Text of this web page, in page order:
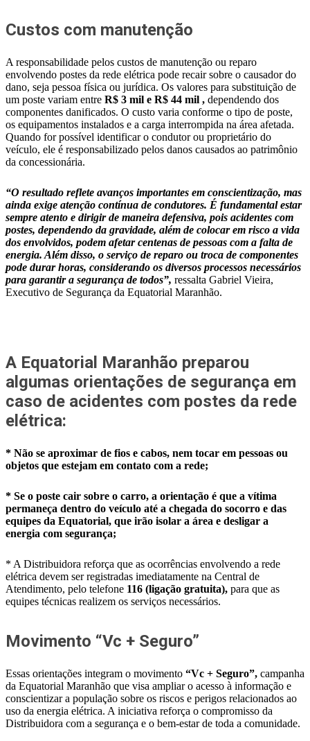
Custos com manutenção
A responsabilidade pelos custos de manutenção ou reparo
envolvendo postes da rede elétrica pode recair sobre o causador do
dano, seja pessoa física ou jurídica. Os valores para substituição de
um poste variam entre R$ 3 mil e R$ 44 mil , dependendo dos
componentes danificados. O custo varia conforme o tipo de poste,
os equipamentos instalados e a carga interrompida na área afetada.
Quando for possível identificar o condutor ou proprietário do
veículo, ele é responsabilizado pelos danos causados ao patrimônio
da concessionária.
“O resultado reflete avanços importantes em conscientização, mas
ainda exige atenção contínua de condutores. É fundamental estar
sempre atento e dirigir de maneira defensiva, pois acidentes com
postes, dependendo da gravidade, além de colocar em risco a vida
dos envolvidos, podem afetar centenas de pessoas com a falta de
energia. Além disso, o serviço de reparo ou troca de componentes
pode durar horas, considerando os diversos processos necessários
para garantir a segurança de todos”, ressalta Gabriel Vieira,
Executivo de Segurança da Equatorial Maranhão.
A Equatorial Maranhão preparou
algumas orientações de segurança em
caso de acidentes com postes da rede
elétrica:
* Não se aproximar de fios e cabos, nem tocar em pessoas ou
objetos que estejam em contato com a rede;
* Se o poste cair sobre o carro, a orientação é que a vítima
permaneça dentro do veículo até a chegada do socorro e das
equipes da Equatorial, que irão isolar a área e desligar a
energia com segurança;
* A Distribuidora reforça que as ocorrências envolvendo a rede
elétrica devem ser registradas imediatamente na Central de
Atendimento, pelo telefone 116 (ligação gratuita), para que as
equipes técnicas realizem os serviços necessários.
Movimento “Vc + Seguro”
Essas orientações integram o movimento “Vc + Seguro”, campanha
da Equatorial Maranhão que visa ampliar o acesso à informação e
conscientizar a população sobre os riscos e perigos relacionados ao
uso da energia elétrica. A iniciativa reforça o compromisso da
Distribuidora com a segurança e o bem-estar de toda a comunidade.